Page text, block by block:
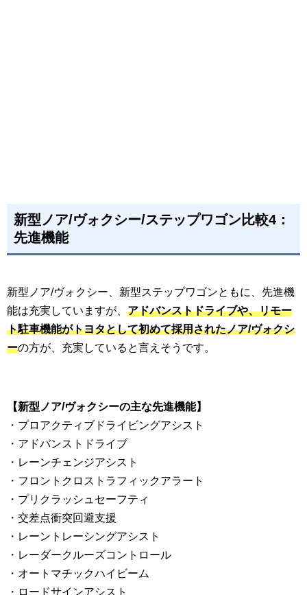
新型ノア/ヴォクシー/ステップワゴン比較4：
先進機能
新型ノア/ヴォクシー、新型ステップワゴンともに、先進機
能は充実していますが、 アドバンストドライブや、リモー
ト駐車機能がトヨタとして初めて採用されたノア/ヴォクシ
ーの方が、充実していると言えそうです。
【新型ノア/ヴォクシーの主な先進機能】
・プロアクティブドライビングアシスト
・アドバンストドライブ
・レーンチェンジアシスト
・フロントクロストラフィックアラート
・プリクラッシュセーフティ
・交差点衝突回避支援
・レーントレーシングアシスト
・レーダークルーズコントロール
・オートマチックハイビーム
・ロードサインアシスト